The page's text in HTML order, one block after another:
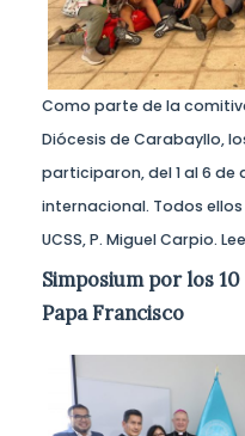
Como parte de la
Diócesis de Carabayllo,
participaron, del 1 al 6
internacional. Todos
UCSS, P. Miguel Carpio.
Simposium por los
Papa Francisco